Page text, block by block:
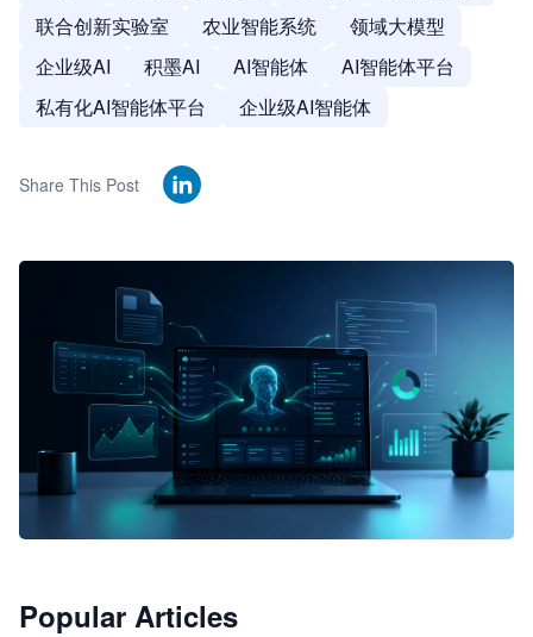
联合创新实验室
农业智能系统
领域大模型
企业级AI
积墨AI AI智能体
AI智能体平台
私有化AI智能体平台
企业级AI智能体
Share This Post
JimoClaw 桌面 AI Agent 工作台
Popular Articles